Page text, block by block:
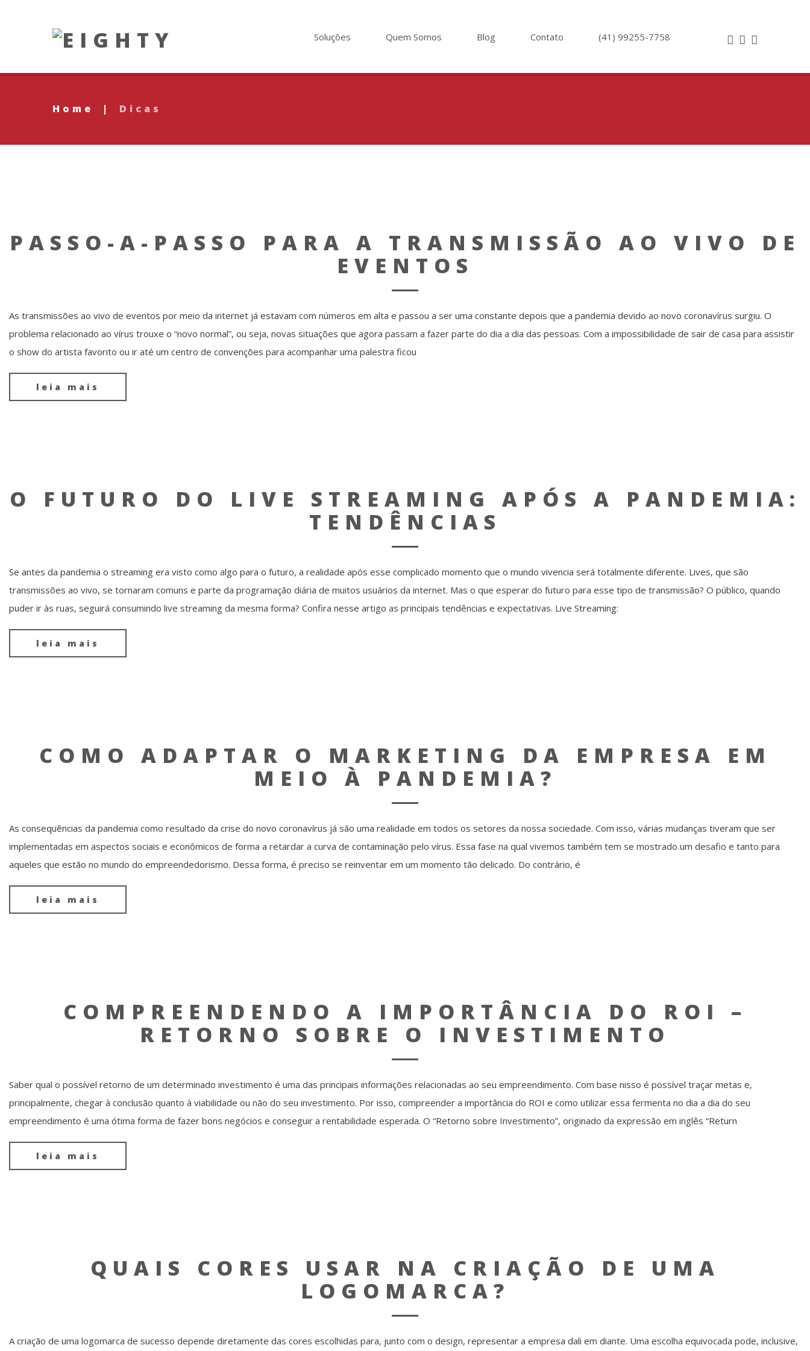
Soluções Quem Somos Blog Contato (41) 99255-7758
Home | Dicas
PASSO-A-PASSO PARA A TRANSMISSÃO AO VIVO DE
EVENTOS
As transmissões ao vivo de eventos por meio da internet já estavam com números em alta e passou a ser uma constante depois que a pandemia devido ao novo coronavírus surgiu. O
problema relacionado ao vírus trouxe o “novo normal”, ou seja, novas situações que agora passam a fazer parte do dia a dia das pessoas. Com a impossibilidade de sair de casa para assistir
o show do artista favorito ou ir até um centro de convenções para acompanhar uma palestra ficou
leia mais
O FUTURO DO LIVE STREAMING APÓS A PANDEMIA:
TENDÊNCIAS
Se antes da pandemia o streaming era visto como algo para o futuro, a realidade após esse complicado momento que o mundo vivencia será totalmente diferente. Lives, que são
transmissões ao vivo, se tornaram comuns e parte da programação diária de muitos usuários da internet. Mas o que esperar do futuro para esse tipo de transmissão? O público, quando
puder ir às ruas, seguirá consumindo live streaming da mesma forma? Confira nesse artigo as principais tendências e expectativas. Live Streaming:
leia mais
COMO ADAPTAR O MARKETING DA EMPRESA EM
MEIO À PANDEMIA?
As consequências da pandemia como resultado da crise do novo coronavírus já são uma realidade em todos os setores da nossa sociedade. Com isso, várias mudanças tiveram que ser
implementadas em aspectos sociais e econômicos de forma a retardar a curva de contaminação pelo vírus. Essa fase na qual vivemos também tem se mostrado um desafio e tanto para
aqueles que estão no mundo do empreendedorismo. Dessa forma, é preciso se reinventar em um momento tão delicado. Do contrário, é
leia mais
COMPREENDENDO A IMPORTÂNCIA DO ROI –
RETORNO SOBRE O INVESTIMENTO
Saber qual o possível retorno de um determinado investimento é uma das principais informações relacionadas ao seu empreendimento. Com base nisso é possível traçar metas e,
principalmente, chegar à conclusão quanto à viabilidade ou não do seu investimento. Por isso, compreender a importância do ROI e como utilizar essa fermenta no dia a dia do seu
empreendimento é uma ótima forma de fazer bons negócios e conseguir a rentabilidade esperada. O “Retorno sobre Investimento”, originado da expressão em inglês “Return
leia mais
QUAIS CORES USAR NA CRIAÇÃO DE UMA
LOGOMARCA?
A criação de uma logomarca de sucesso depende diretamente das cores escolhidas para, junto com o design, representar a empresa dali em diante. Uma escolha equivocada pode, inclusive,